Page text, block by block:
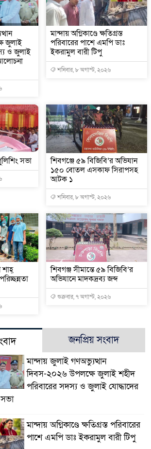
জুলাই
ও জুলাই
মান্দায় অগ্নিকাণ্ডে ক্ষতিগ্রস্ত
পরিবারের পাশে এমপি ডাঃ
ইকরামুল বারী টিপু
শনিবার, ৮ অগাস্ট, ২০২৬
সভা
শিবগঞ্জে ৫৯ বিজিবি’র অভিযান
১৫০ বোতল এসকাফ সিরাপসহ
আটক ১
শনিবার, ৮ অগাস্ট, ২০২৬
শাহ্
শিবগঞ্জ সীমান্তে ৫৯ বিজিবি’র
অভিযানে মাদকদ্রব্য জব্দ
শুক্রবার, ৭ অগাস্ট, ২০২৬
জনপ্রিয় সংবাদ
মান্দায় জুলাই গণঅভ্যুত্থান
দিবস-২০২৬ উপলক্ষে জুলাই শহীদ
পরিবারের সদস্য ও জুলাই যোদ্ধাদের
মান্দায় অগ্নিকাণ্ডে ক্ষতিগ্রস্ত পরিবারের
পাশে এমপি ডাঃ ইকরামুল বারী টিপু